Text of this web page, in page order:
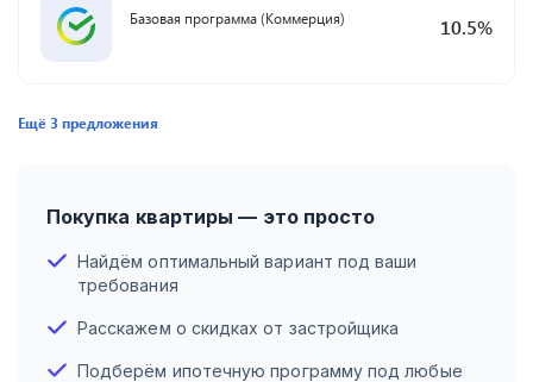
Базовая программа (Коммерция) 10.5%
Ещё3предложения
Покупка квартиры — это просто
Найдём оптимальный вариант под ваши
требования
Расскажем о скидках от застройщика
Подберём ипотечную программу под любые